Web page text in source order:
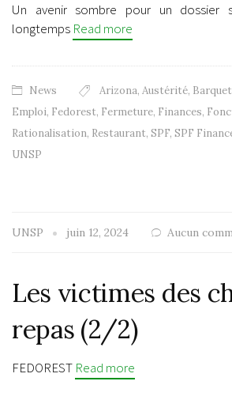
Un avenir sombre pour un dossier
longtemps Read more
News Arizona, Austérité,
Emploi, Fedorest, Fermeture, Finances,
Rationalisation, Restaurant, SPF, SPF
UNSP
UNSP juin 12, 2024 Aucun
Les victimes des
repas (2/2)
FEDOREST Read more